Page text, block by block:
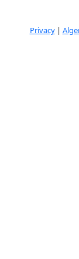
Privacy|